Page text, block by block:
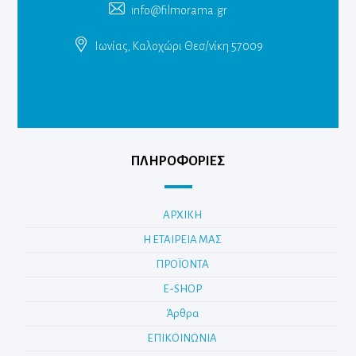
info@filmorama.gr
Ιωνίας, Καλοχώρι Θεσ/νίκη 57009
ΠΛΗΡΟΦΟΡΙΕΣ
ΑΡΧΙΚΗ
Η ΕΤΑΙΡΕΙΑ ΜΑΣ
ΠΡΟΪΟΝΤΑ
E-SHOP
Άρθρα
ΕΠΙΚΟΙΝΩΝΙΑ